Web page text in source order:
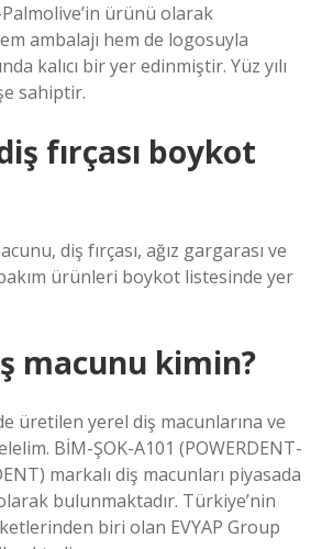
ürünü olarak
ambalajı hem de logosuyla
kalıcı bir yer edinmiştir. Yüz yılı
sahiptir.
fırçası boykot
diş fırçası, ağız gargarası ve
ürünleri boykot listesinde yer
macunu kimin?
üretilen yerel diş macunlarına ve
BİM-ŞOK-A101 (POWERDENT-
markalı diş macunları piyasada
bulunmaktadır. Türkiye’nin
biri olan EVYAP Group